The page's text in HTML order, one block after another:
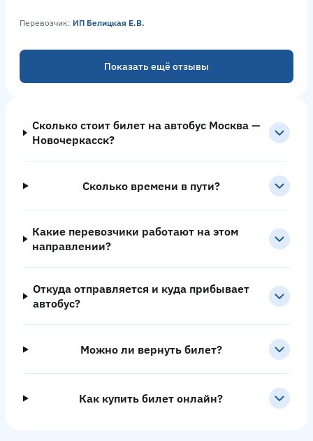
Перевозчик: ИП Белицкая Е.В.
Показать ещё отзывы
Сколько стоит билет на автобус Москва —
Новочеркасск?
Сколько времени в пути?
Какие перевозчики работают на этом
направлении?
Откуда отправляется и куда прибывает
автобус?
Можно ли вернуть билет?
Как купить билет онлайн?